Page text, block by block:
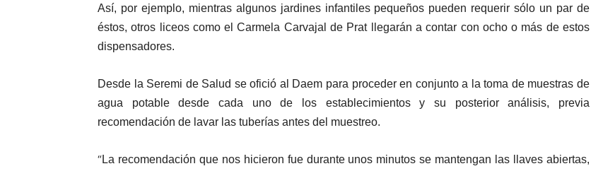
Así, por ejemplo, mientras algunos jardines infantiles pequeños pueden requerir sólo un par de
éstos, otros liceos como el Carmela Carvajal de Prat llegarán a contar con ocho o más de estos
dispensadores.
Desde la Seremi de Salud se ofició al Daem para proceder en conjunto a la toma de muestras de
agua potable desde cada uno de los establecimientos y su posterior análisis, previa
recomendación de lavar las tuberías antes del muestreo.
“La recomendación que nos hicieron fue durante unos minutos se mantengan las llaves abiertas,